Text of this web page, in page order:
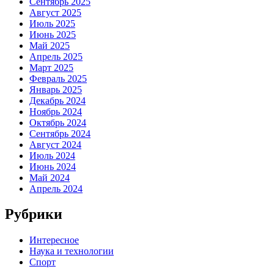
Август 2025
Июль 2025
Июнь 2025
Май 2025
Апрель 2025
Март 2025
Февраль 2025
Январь 2025
Декабрь 2024
Ноябрь 2024
Октябрь 2024
Сентябрь 2024
Август 2024
Июль 2024
Июнь 2024
Май 2024
Апрель 2024
Рубрики
Интересное
Наука и технологии
Спорт